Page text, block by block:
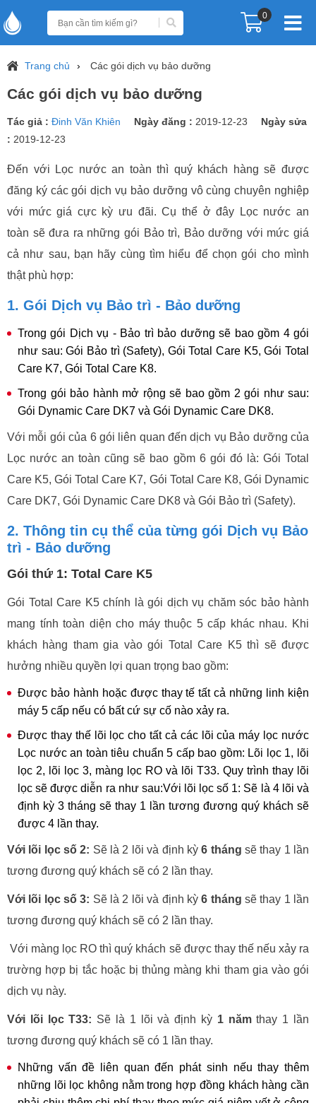
0
Trang chủ Các gói dịch vụ bảo dưỡng
Các gói dịch vụ bảo dưỡng
Tác giả : Đinh Văn Khiên Ngày đăng : 2019-12-23
Ngày sửa
: 2019-12-23
Đến với Lọc nước an toàn thì quý khách hàng sẽ được
đăng ký các gói dịch vụ bảo dưỡng vô cùng chuyên nghiệp
với mức giá cực kỳ ưu đãi. Cụ thể ở đây Lọc nước an
toàn sẽ đưa ra những gói Bảo trì, Bảo dưỡng với mức giá
cả như sau, bạn hãy cùng tìm hiểu để chọn gói cho mình
thật phù hợp:
1. Gói Dịch vụ Bảo trì - Bảo dưỡng
Trong gói Dịch vụ - Bảo trì bảo dưỡng sẽ bao gồm 4 gói
như sau: Gói Bảo trì (Safety), Gói Total Care K5, Gói Total
Care K7, Gói Total Care K8.
Trong gói bảo hành mở rộng sẽ bao gồm 2 gói như sau:
Gói Dynamic Care DK7 và Gói Dynamic Care DK8.
Với mỗi gói của 6 gói liên quan đến dịch vụ Bảo dưỡng của
Lọc nước an toàn cũng sẽ bao gồm 6 gói đó là: Gói Total
Care K5, Gói Total Care K7, Gói Total Care K8, Gói Dynamic
Care DK7, Gói Dynamic Care DK8 và Gói Bảo trì (Safety).
2. Thông tin cụ thể của từng gói Dịch vụ Bảo
trì - Bảo dưỡng
Gói thứ 1: Total Care K5
Gói Total Care K5 chính là gói dịch vụ chăm sóc bảo hành
mang tính toàn diện cho máy thuộc 5 cấp khác nhau. Khi
khách hàng tham gia vào gói Total Care K5 thì sẽ được
hưởng nhiều quyền lợi quan trọng bao gồm:
Được bảo hành hoặc được thay tế tất cả những linh kiện
máy 5 cấp nếu có bất cứ sự cố nào xảy ra.
Được thay thế lõi lọc cho tất cả các lõi của máy lọc nước
Lọc nước an toàn tiêu chuẩn 5 cấp bao gồm: Lõi lọc 1, lõi
lọc 2, lõi lọc 3, màng lọc RO và lõi T33. Quy trình thay lõi
lọc sẽ được diễn ra như sau:Với lõi lọc số 1: Sẽ là 4 lõi và
định kỳ 3 tháng sẽ thay 1 lần tương đương quý khách sẽ
được 4 lần thay.
Với lõi lọc số 2: Sẽ là 2 lõi và định kỳ6 tháng sẽ thay 1 lần
tương đương quý khách sẽ có 2 lần thay.
Với lõi lọc số 3: Sẽ là 2 lõi và định kỳ6 tháng sẽ thay 1 lần
tương đương quý khách sẽ có 2 lần thay.
Với màng lọc RO thì quý khách sẽ được thay thế nếu xảy ra
trường hợp bị tắc hoặc bị thủng màng khi tham gia vào gói
dịch vụ này.
Với lõi lọc T33: Sẽ là 1 lõi và định kỳ 1 nămthay 1 lần
tương đương quý khách sẽ có 1 lần thay.
Những vấn đề liên quan đến phát sinh nếu thay thêm
những lõi lọc không nằm trong hợp đồng khách hàng cần